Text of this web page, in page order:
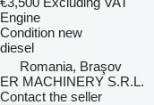
Engine
Condition new
diesel
Romania, Braşov
ER MACHINERY S.R.L.
Contact the seller